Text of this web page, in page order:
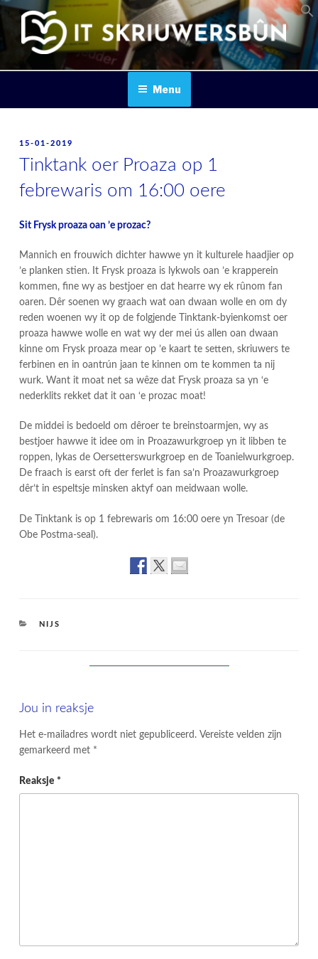
Skip
content
IT SKRIUWERSBOUN
Menu
POSTED
15-01-2019
Tinktank oer Proaza op 1
febrewaris om 16:00 oere
Sit Frysk proaza oan ’e prozac?
Mannich en frouwich dichter hawwe yn it kulturele haadjier op
’e planken stien. It Frysk proaza is lykwols oan ’e krapperein
kommen, fine wy as bestjoer en dat hearre wy ek rûnom fan
oaren. Dêr soenen wy graach wat oan dwaan wolle en om dy
reden woenen wy it op de folgjende Tinktank-byienkomst oer
proaza hawwe wolle en wat wy der mei ús allen oan dwaan
kinne om Frysk proaza mear op ’e kaart te setten, skriuwers te
ferbinen en in oantrún jaan te kinnen om te kommen ta nij
wurk. Want it moat net sa wêze dat Frysk proaza sa yn ‘e
nederklits rekket dat it oan ‘e prozac moat!
De middei is bedoeld om dêroer te breinstoarmjen, wy as
bestjoer hawwe it idee om in Proazawurkgroep yn it libben te
roppen, lykas de Oersetterswurkgroep en de Toanielwurkgroep.
De fraach is earst oft der ferlet is fan sa’n Proazawurkgroep
dêr’t in espeltsje minsken aktyf oan meidwaan wolle.
De Tinktank is op 1 febrewaris om 16:00 oere yn Tresoar (de
Obe Postma-seal).
CATEGORIES
NIJS
Jou in reaksje
Het e-mailadres wordt niet gepubliceerd. Vereiste velden zijn
gemarkeerd met *
Reaksje *